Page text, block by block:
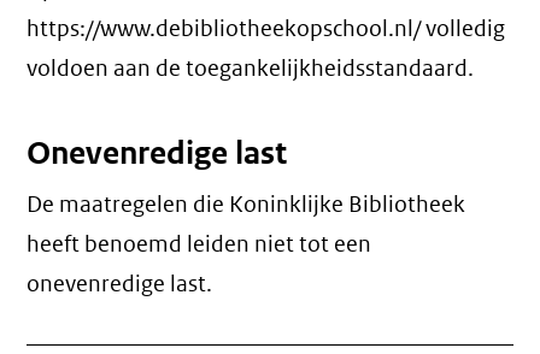
https://www.debibliotheekopschool.nl/ volledig
voldoen aan de toegankelijkheidsstandaard.
Onevenredige last
De maatregelen die Koninklijke Bibliotheek
heeft benoemd leiden niet tot een
onevenredige last.